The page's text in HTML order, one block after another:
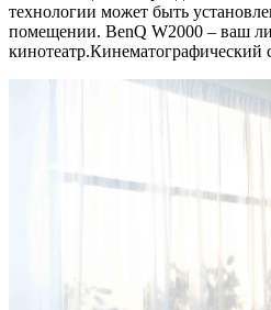
технологии может быть
помещении. BenQ W2000 – ваш
кинотеатр.Кинематографический